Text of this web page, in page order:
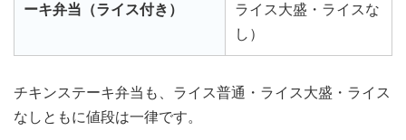
ーキ弁当（ライス付き）
ライス大盛・ライスな
し）
チキンステーキ弁当も、ライス普通・ライス大盛・ライス
なしともに値段は一律です。